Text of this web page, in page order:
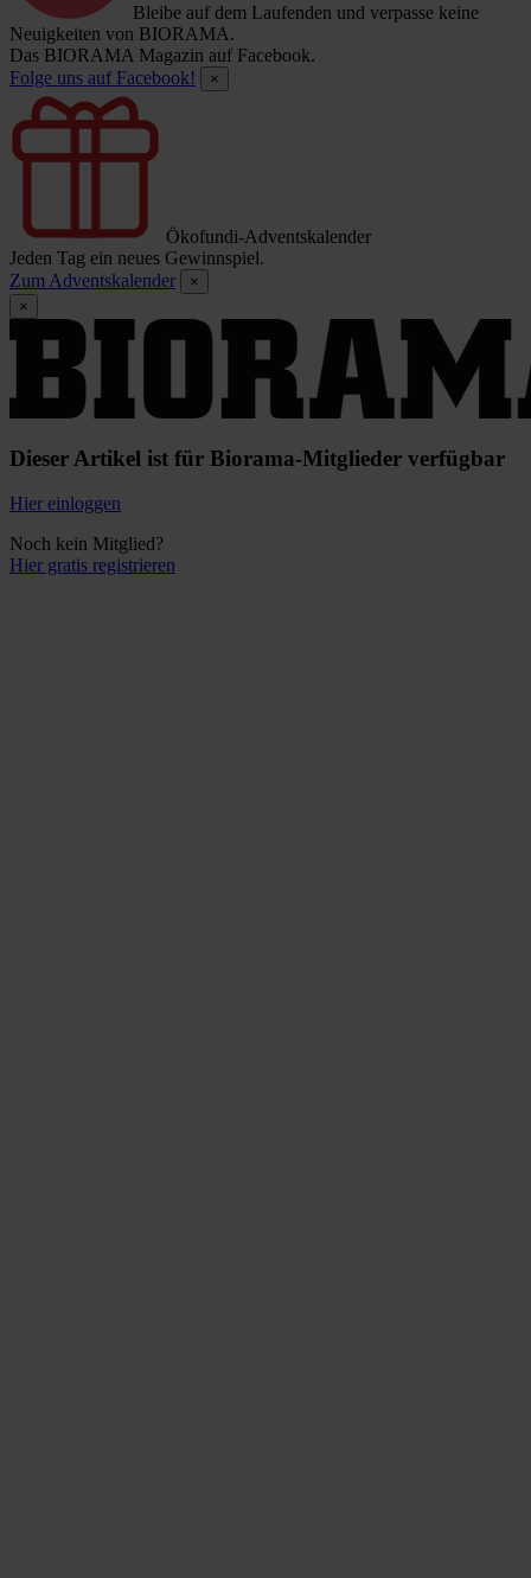
Bleibe auf dem Laufenden und verpasse keine
Neuigkeiten von BIORAMA.
Das BIORAMA Magazin auf Facebook.
Folge uns auf Facebook!
×
Ökofundi-Adventskalender
Jeden Tag ein neues Gewinnspiel.
Zum Adventskalender
×
×
Dieser Artikel ist für Biorama-Mitglieder verfügbar
Hier einloggen
Noch kein Mitglied?
Hier gratis registrieren